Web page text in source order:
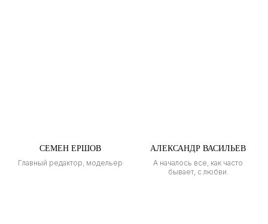
СЕМЕН ЕРШОВ
Главный редактор, модельер
АЛЕКСАНДР ВАСИЛЬЕВ
А началось все, как часто
бывает, с любви.